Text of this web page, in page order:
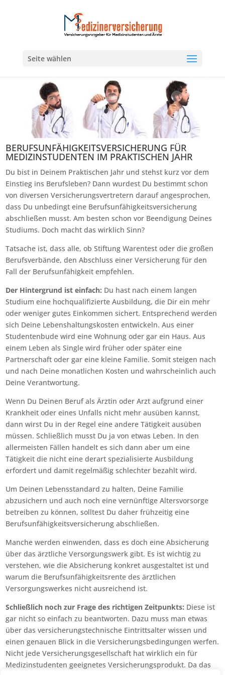
Seite wählen
BERUFSUNFÄHIGKEITSVERSICHERUNG FÜR
MEDIZINSTUDENTEN IM PRAKTISCHEN JAHR
Du bist in Deinem Praktischen Jahr und stehst kurz vor dem
Einstieg ins Berufsleben? Dann wurdest Du bestimmt schon
von diversen Versicherungsvertretern darauf angesprochen,
dass Du unbedingt eine Berufsunfähigkeitsversicherung
abschließen musst. Am besten schon vor Beendigung Deines
Studiums. Doch macht das wirklich Sinn?
Tatsache ist, dass alle, ob Stiftung Warentest oder die großen
Berufsverbände, den Abschluss einer Versicherung für den
Fall der Berufsunfähigkeit empfehlen.
Der Hintergrund ist einfach: Du hast nach einem langen
Studium eine hochqualifizierte Ausbildung, die Dir ein mehr
oder weniger gutes Einkommen sichert. Entsprechend werden
sich Deine Lebenshaltungskosten entwickeln. Aus einer
Studentenbude wird eine Wohnung oder gar ein Haus. Aus
einem Leben als Single wird früher oder später eine
Partnerschaft oder gar eine kleine Familie. Somit steigen nach
und nach Deine monatlichen Kosten und wahrscheinlich auch
Deine Verantwortung.
Wenn Du Deinen Beruf als Ärztin oder Arzt aufgrund einer
Krankheit oder eines Unfalls nicht mehr ausüben kannst,
dann wirst Du in der Regel eine andere Tätigkeit ausüben
müssen. Schließlich musst Du ja von etwas Leben. In den
allermeisten Fällen handelt es sich dann aber um eine
Tätigkeit die nicht eine derart spezialisierte Ausbildung
erfordert und damit regelmäßig schlechter bezahlt wird.
Um Deinen Lebensstandard zu halten, Deine Familie
abzusichern und auch noch eine vernünftige Altersvorsorge
betreiben zu können, solltest Du daher frühzeitig eine
Berufsunfähigkeitsversicherung abschließen.
Manche werden einwenden, dass es doch eine Absicherung
über das ärztliche Versorgungswerk gibt. Es ist wichtig zu
verstehen, wie die Absicherung konkret ausgestaltet ist und
warum die Berufsunfähigkeitsrente des ärztlichen
Versorgungswerkes nicht ausreichend ist.
Schließlich noch zur Frage des richtigen Zeitpunkts: Diese ist
gar nicht so einfach zu beantworten. Dazu muss man etwas
über das versicherungstechnische Eintrittsalter wissen und
einen genauen Blick in die Versicherungsbedingungen werfen.
Nicht jede Versicherungsgesellschaft hat wirklich ein für
Medizinstudenten geeignetes Versicherungsprodukt. Da das